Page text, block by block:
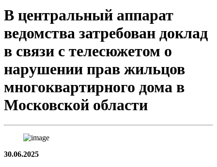
В центральный аппарат
ведомства затребован доклад
в связи с телесюжетом о
нарушении прав жильцов
многоквартирного дома в
Московской области
30.06.2025